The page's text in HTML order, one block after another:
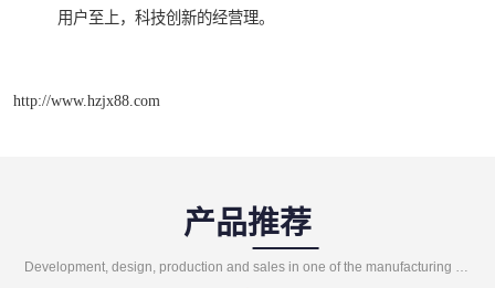
用户至上，科技创新的经营理。
http://www.hzjx88.com
产品推荐